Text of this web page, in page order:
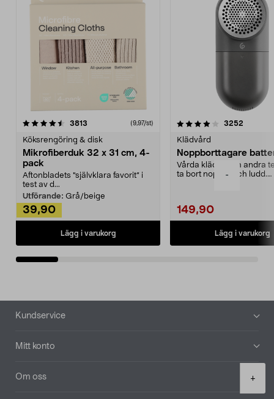
-
+
3813 (9,97/st)
Köksrengöring & disk
Mikrofiberduk 32 x 31 cm, 4-
pack
Aftonbladets "självklara favorit” i
test av d...
Utförande: Grå/beige
39,90
Lägg i varukorg
4.0av 5 stjärnor 3252
Klädvård
Noppborttagare
Vårda kläder och andra
ta bort noppor och ludd.
149,90
Lägg i varukorg
4.5av 5 stjärnor
Sidfot
Kundservice
Mitt konto
Om oss